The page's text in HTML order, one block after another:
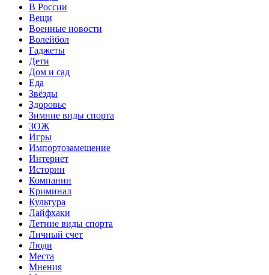
В России
Вещи
Военные новости
Волейбол
Гаджеты
Дети
Дом и сад
Еда
Звёзды
Здоровье
Зимние виды спорта
ЗОЖ
Игры
Импортозамещение
Интернет
Истории
Компании
Криминал
Культура
Лайфхаки
Летние виды спорта
Личный счет
Люди
Места
Мнения